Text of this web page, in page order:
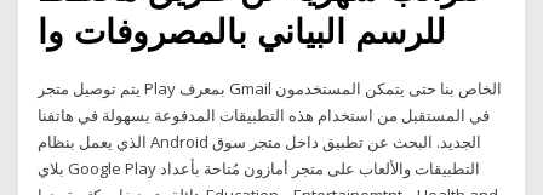
للرسم البياني بالمصروفات وا
يتم توصيل متجر Play بمعرف Gmail الخاص بنا حتى يتمكن المستخدمون
في المستقبل من استخدام هذه التطبيقات المدفوعة بسهولة في هاتفنا
الذي يعمل بنظام Android الجديد. البحث عن تطبيق داخل متجر سوق
بلاي Google Play التطبيقات والألعاب على متجر أمازون مُتاحة بأعداد